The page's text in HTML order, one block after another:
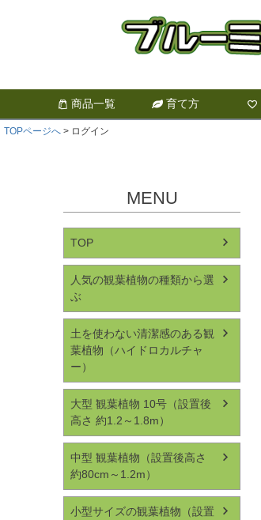
商品一覧 育て方
TOPページへ ログイン
MENU
TOP
人気の観葉植物の種類から選
ぶ
土を使わない清潔感のある観
葉植物（ハイドロカルチャ
ー）
大型 観葉植物 10号（設置後
高さ 約1.2～1.8m）
中型 観葉植物（設置後高さ
約80cm～1.2m）
小型サイズの観葉植物（設置